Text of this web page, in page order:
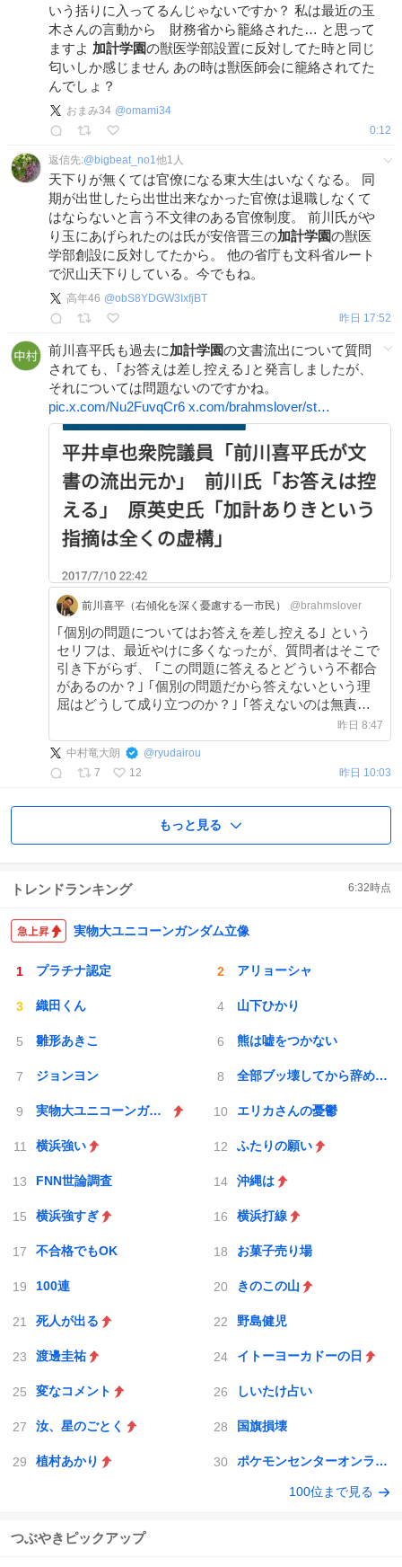
いう括りに入ってるんじゃないですか？ 私は最近の玉
木さんの言動から 財務省から籠絡された… と思って
ますよ 加計学園の獣医学部設置に反対してた時と同じ
匂いしか感じません あの時は獣医師会に籠絡されてた
んでしょ？
おまみ34 @omami34
0:12
返信先:@bigbeat_no1他1 人
天下りが無くては官僚になる東大生はいなくなる。 同
期が出世したら出世出来なかった官僚は退職しなくて
はならないと言う不文律のある官僚制度。 前川氏がや
り玉にあげられたのは氏が安倍晋三の加計学園の獣医
学部創設に反対してたから。 他の省庁も文科省ルート
で沢山天下りしている。今でもね。
高年46 @obS8YDGW3IxfjBT
昨日 17:52
前川喜平氏も過去に加計学園の文書流出について質問
されても、｢お答えは差し控える｣と発言しましたが、
それについては問題ないのですかね。
pic.x.com/Nu2FuvqCr6 x.com/brahmslover/st…
前川喜平（右傾化を深く憂慮する一市民） @brahmslover
｢個別の問題についてはお答えを差し控える｣ という
セリフは、最近やけに多くなったが、質問者はそこで
引き下がらず、 ｢この問題に答えるとどういう不都合
があるのか？｣ ｢個別の問題だから答えないという理
屈はどうして成り立つのか？｣ ｢答えないのは無責任
昨日 8:47
中村竜大朗 @ryudairou
7
12 昨日 10:03
もっと見る
トレンドランキング 6:32時点
実物大ユニコーンガンダム立像
プラチナ認定 アリョーシャ
織田くん 山下ひかり
雛形あきこ 熊は嘘をつかない
ジョンヨン 全部ブッ壊してから辞めたい
実物大ユニコーンガンダム立像 エリカさんの憂鬱
横浜強い ふたりの願い
FNN世論調査 沖縄は
横浜強すぎ 横浜打線
不合格でもOK お菓子売り場
100連 きのこの山
死人が出る 野島健児
渡邊圭祐 イトーヨーカドーの日
変なコメント しいたけ占い
汝、星のごとく 国旗損壊
植村あかり ポケモンセンターオンライン
100位まで見る
つぶやきピックアップ